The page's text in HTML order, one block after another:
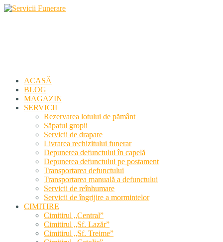
ACASĂ
BLOG
MAGAZIN
SERVICII
Rezervarea lotului de pământ
Săpatul gropii
Servicii de drapare
Livrarea rechizitului funerar
Depunerea defunctului în capelă
Depunerea defunctului pe postament
Transportarea defunctului
Transportarea manuală a defunctului
Servicii de reînhumare
Servicii de îngrijire a mormintelor
CIMITIRE
Cimitirul „Central”
Cimitirul „Sf. Lazăr”
Cimitirul „Sf. Treime”